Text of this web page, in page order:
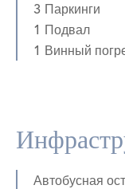
3 Паркинги
1 Подвал
1 Винный
Автобусная